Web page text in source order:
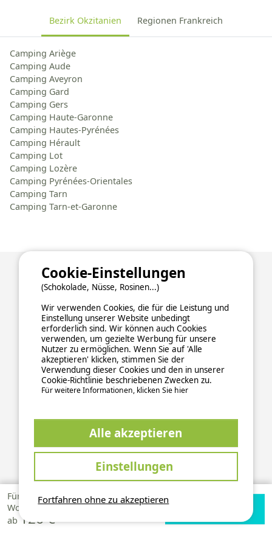
Für 1
Woche
ab 126 €
Verfügbarkeiten
Bezirk Okzitanien Regionen Frankreich
Camping Ariège
Camping Aude
Camping Aveyron
Camping Gard
Camping Gers
Camping Haute-Garonne
Camping Hautes-Pyrénées
Camping Hérault
Camping Lot
Camping Lozère
Camping Pyrénées-Orientales
Camping Tarn
Camping Tarn-et-Garonne
Über uns
Hintergrundinformationen
Newsletter abonnieren
Verzeichnis der Campingplätze nach Ländern
Kontakt
Folge uns auf
Unsere Partner
Fortfahren ohne zu akzeptieren
Cookie-Einstellungen
(Schokolade, Nüsse, Rosinen...)
Wir verwenden Cookies, die für die Leistung und
Einstellung unserer Website unbedingt
erforderlich sind. Wir können auch Cookies
verwenden, um gezielte Werbung für unsere
Nutzer zu ermöglichen. Wenn Sie auf 'Alle
akzeptieren' klicken, stimmen Sie der
Verwendung dieser Cookies und den in unserer
Cookie-Richtlinie beschriebenen Zwecken zu.
Für weitere Informationen, klicken Sie hier
Alle akzeptieren
Einstellungen